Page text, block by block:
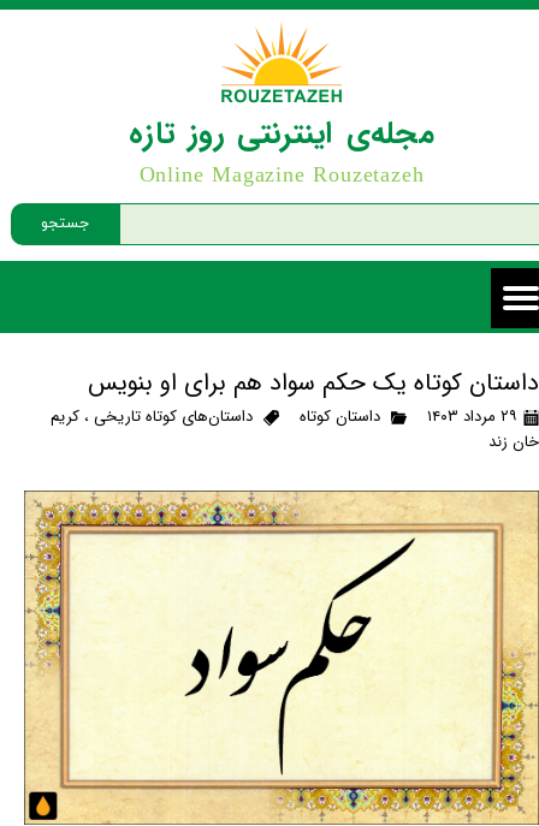
جستجو
مجله‌ی اینترنتی روز تازه
Online Magazine Rouzetazeh
داستان کوتاه یک حکم سواد هم برای او بنویس
۲۹ مرداد ۱۴۰۳ داستان کوتاه داستان‌های کوتاه تاریخی، کریم
خان زند